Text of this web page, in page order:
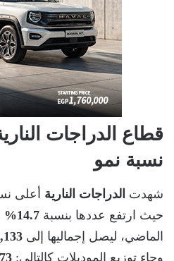
قطاع الدراجات
نسبة نمو
شهدت الدراجات النارية أعلى
حيث ارتفع عددها بنسبة 14.7%
الماضي، ليصل إجماليها إلى 32,133
وجاء توزيع الموديلات كالتالي: 1,473